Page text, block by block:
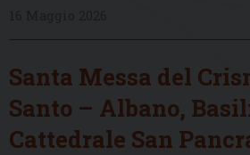
Santa Messa del
Santo – Albano,
Cattedrale San